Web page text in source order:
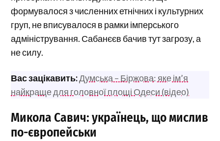
формувалося з численних етнічних і культурних
груп, не вписувалося в рамки імперського
адміністрування. Сабанєєв бачив тут загрозу, а
не силу.
Вас зацікавить:Думська – Біржова: яке ім’я
найкраще для головної площі Одеси (відео)
Микола Савич: українець, що мислив
по-європейськи